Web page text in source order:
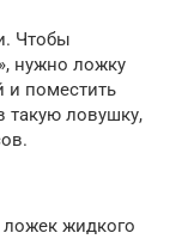
Чтобы
нужно ложку
и поместить
такую ловушку,
ложек жидкого